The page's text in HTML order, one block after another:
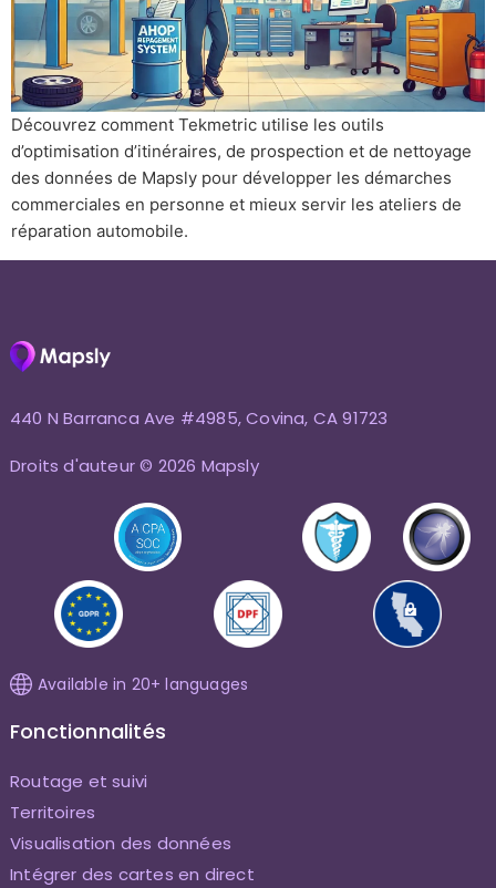
Découvrez comment Tekmetric utilise les outils
d’optimisation d’itinéraires, de prospection et de nettoyage
des données de Mapsly pour développer les démarches
commerciales en personne et mieux servir les ateliers de
réparation automobile.
440 N Barranca Ave #4985, Covina, CA 91723
Droits d'auteur © 2026 Mapsly
Available in 20+ languages
Fonctionnalités
Routage et suivi
Territoires
Visualisation des données
Intégrer des cartes en direct